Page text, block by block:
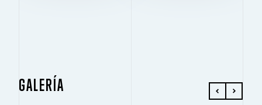
GALERÍA